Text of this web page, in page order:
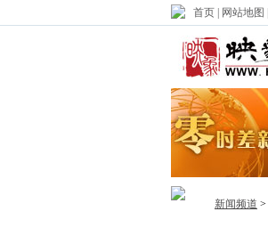
首页 网站地图
新闻频道 >